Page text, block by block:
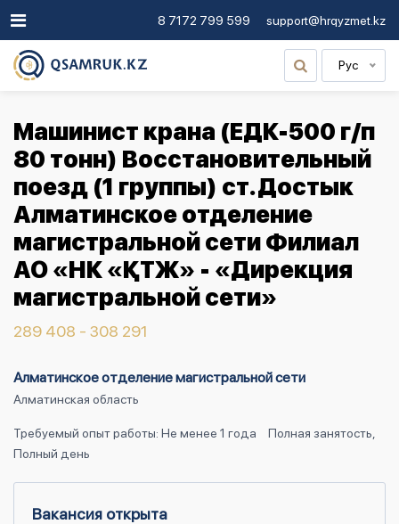
8 7172 799 599 support@hrqyzmet.kz
Рус
Машинист крана (ЕДК-500 г/п
80 тонн) Восстановительный
поезд (1 группы) ст.Достык
Алматинское отделение
магистральной сети Филиал
АО «НК «ҚТЖ» - «Дирекция
магистральной сети»
289 408 - 308 291
Алматинское отделение магистральной сети
Алматинская область
Требуемый опыт работы: Не менее 1 года
Полная занятость,
Полный день
Вакансия открыта